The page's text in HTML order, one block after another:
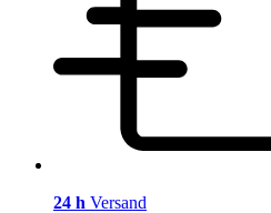
24 h Versand